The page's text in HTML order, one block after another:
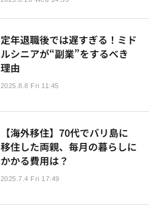
定年退職後では遅すぎる！ミド
ルシニアが“副業”をするべき
理由
2025.8.8 Fri 11:45
【海外移住】70代でバリ島に
移住した両親、毎月の暮らしに
かかる費用は？
2025.7.4 Fri 17:49